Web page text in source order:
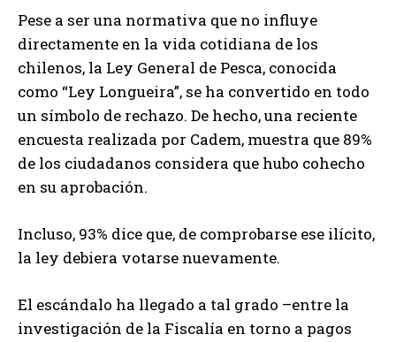
Pese a ser una normativa que no influye
directamente en la vida cotidiana de los
chilenos, la Ley General de Pesca, conocida
como “Ley Longueira”, se ha convertido en todo
un símbolo de rechazo. De hecho, una reciente
encuesta realizada por Cadem, muestra que 89%
de los ciudadanos considera que hubo cohecho
en su aprobación.
Incluso, 93% dice que, de comprobarse ese ilícito,
la ley debiera votarse nuevamente.
El escándalo ha llegado a tal grado –entre la
investigación de la Fiscalía en torno a pagos